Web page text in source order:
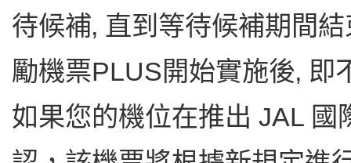
待候補‚ 直到等待候補期間
勵機票PLUS開始實施後‚ 即
如果您的機位在推出 JAL